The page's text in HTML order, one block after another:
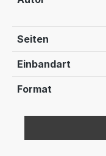
Seiten
Einbandart
Format